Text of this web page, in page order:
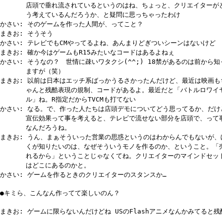
店頭で垂れ流されているというのはね、ちょっと、クリエイターが
う考えているんだろうか、と疑問に思っちゃったわけ
かさい: そのゲームを作った人間が、ってこと？
まきお: そうそう
かさい: テレビでもCMやってるよね、あんまりどぎついシーンはないけど
まきお: 確か今はゲームもR15みたいなコードはあるよねぇ
かさい: そうなの？ 世情に疎いワタクシ(^^;) 18禁があるのは前から知
ますが（笑）
まきお: 以前は日本はエッチ系ばっかうるさかったんだけど、最近は映画も
ゃんと残酷表現の規制、コードがあるよ。最近だと「バトルロワイ
ル」ね。R指定だからTVCMも打てない
かさい: なる。で、作った人たちは店頭デモについてどう思ってるか、だけ
宣伝効果って事を考えると、テレビで流せない部分を店頭で、って
なんだろうね。
まきお: うん、まぁそういった営業の思惑というのはわからんでもないが、
くが知りたいのは、なぜそういうモノを作るのか、ということ。「
れるから」ということじゃなくてね。クリエイターのマインドセッ
はどこにあるのかと。
かさい: ゲームを作るときのクリエイターのスタンスか…
●キミら、こんなん作ってて楽しいのん？
まきお: ゲームに限らないんだけどね USのFlashアニメなんかみてると残